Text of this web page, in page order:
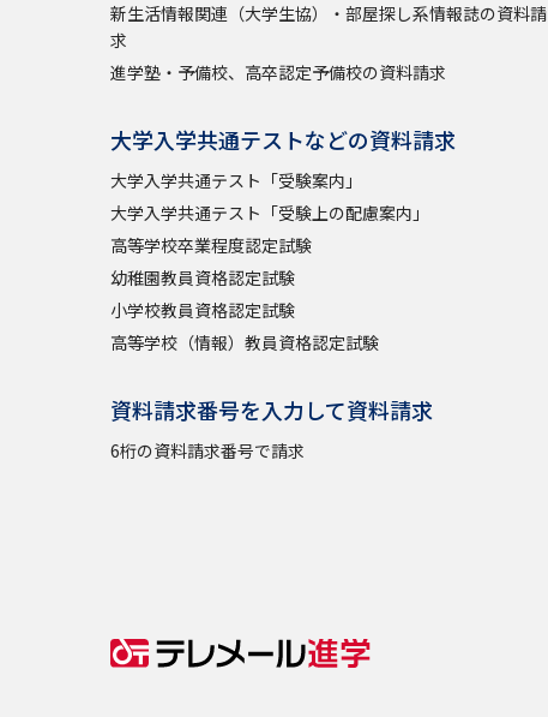
新生活情報関連（大学生協）・部屋探し系情報誌の資料請
求
進学塾・予備校、高卒認定予備校の資料請求
大学入学共通テストなどの資料請求
大学入学共通テスト「受験案内」
大学入学共通テスト「受験上の配慮案内」
高等学校卒業程度認定試験
幼稚園教員資格認定試験
小学校教員資格認定試験
高等学校（情報）教員資格認定試験
資料請求番号を入力して資料請求
6桁の資料請求番号で請求